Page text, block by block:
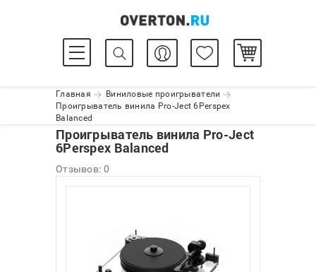
Главная
Виниловые проигрыватели
Проигрыватель винила Pro-Ject 6Perspex
Balanced
Проигрыватель винила Pro-Ject
6Perspex Balanced
Отзывов: 0